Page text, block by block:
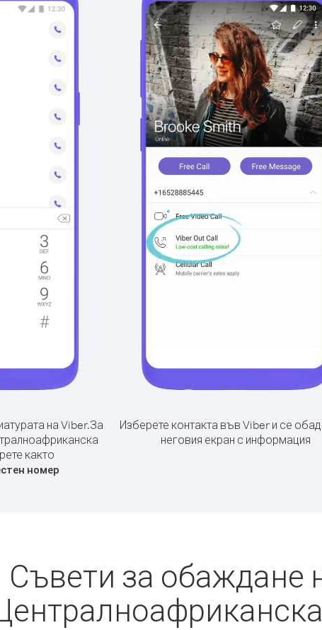
на Viber.За
както
номер
Изберете контакта във Viber и се
неговия екран с информация
Съвети за обаждане